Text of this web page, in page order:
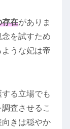
存在がありま
を試すため
うな妃は帝
る立場でも
査させるこ
きは穏やか